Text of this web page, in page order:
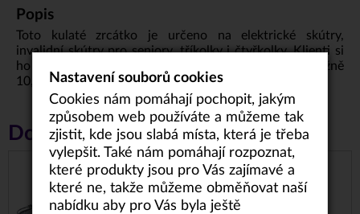
Popis
Toto kulaté zrcátko je určeno na elektrické skútry,
invalidní skútry pro seniory, tříkolky i čtyřkolky. Klienti si
ho často kupují i na invalidní vozíky. Má průměr přibližně
10,5 cm.
Doporučené příslušenství
DRÁTĚNÝ KOŠÍK
od2.500 Kč
Nastavení souborů cookies
Cookies nám pomáhají pochopit, jakým
způsobem web používáte a můžeme tak
zjistit, kde jsou slabá místa, která je třeba
vylepšit. Také nám pomáhají rozpoznat,
které produkty jsou pro Vás zajímavé a
které ne, takže můžeme obměňovat naší
nabídku aby pro Vás byla ještě